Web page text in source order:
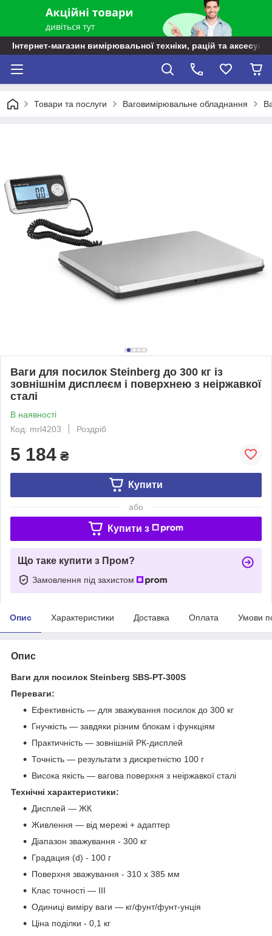
Інтернет-магазин вимірювальної техніки, рацій та
Товари та послуги Ваговимірювальне обладнання
Ваги для посилок Steinberg до 300 кг із
зовнішнім дисплеєм і поверхнею з неіржавкої
сталі
В наявності
Код: mrl4203
Роздріб
5 184 ₴
Купити
або
Купити з
Що таке купити з Пром?
Замовлення під захистом
Опис Характеристики Доставка Оплата Умови
Опис
Ваги для посилок Steinberg SBS-PT-300S
Переваги:
Ефективність — для зважування посилок до 300 кг
Гнучкість — завдяки різним блокам і функціям
Практичність — зовнішній РК-дисплей
Точність — результати з дискретністю 100 г
Висока якість — вагова поверхня з неіржавкої сталі
Технічні характеристики:
Дисплей — ЖК
Живлення — від мережі + адаптер
Діапазон зважування - 300 кг
Градация (d) - 100 г
Поверхня зважування - 310 x 385 мм
Клас точності — III
Одиниці виміру ваги — кг/фунт/фунт-унція
Ціна поділки - 0,1 кг